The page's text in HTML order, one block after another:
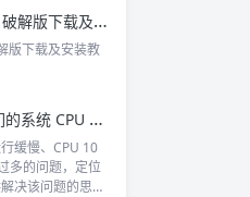
Xmind Pro 2024 破解版下载及安装教程
版下载及安装教
面试官：如果你们的系统 CPU 突然飙升且 GC 频繁，如何排查？
缓慢、CPU 10
多的问题，定位
决该问题的思